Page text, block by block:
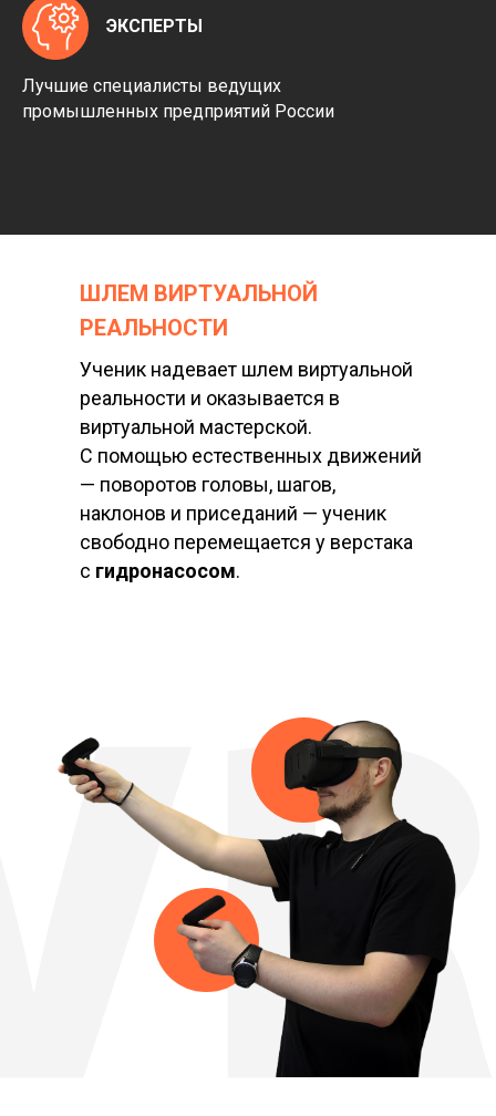
ЭКСПЕРТЫ
Лучшие специалисты ведущих
промышленных предприятий России
ШЛЕМ ВИРТУАЛЬНОЙ
РЕАЛЬНОСТИ
Ученик надевает шлем виртуальной
реальности и оказывается в
виртуальной мастерской.
С помощью естественных движений
— поворотов головы, шагов,
наклонов и приседаний — ученик
свободно перемещается у верстака
с гидронасосом.